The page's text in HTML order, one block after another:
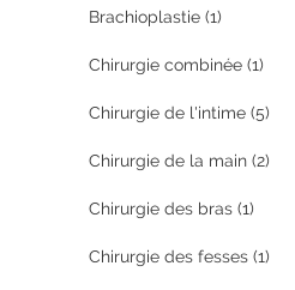
Brachioplastie (1)
Chirurgie combinée (1)
Chirurgie de l'intime (5)
Chirurgie de la main (2)
Chirurgie des bras (1)
Chirurgie des fesses (1)